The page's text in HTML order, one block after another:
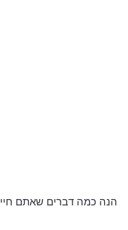
הנה כמה דברים שאתם